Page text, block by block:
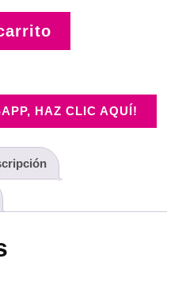
HAZ CLIC AQUÍ!